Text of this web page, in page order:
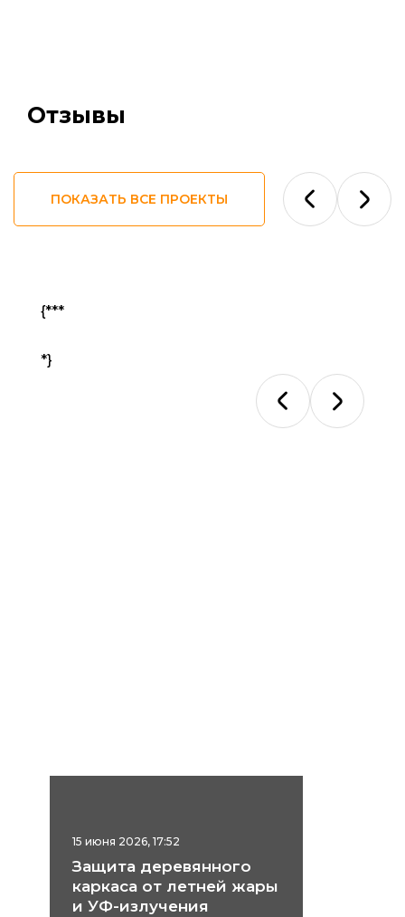
Отзывы
ПОКАЗАТЬ ВСЕ ПРОЕКТЫ
{***
*}
15 июня 2026, 17:52
Защита деревянного
каркаса от летней жары
и УФ-излучения